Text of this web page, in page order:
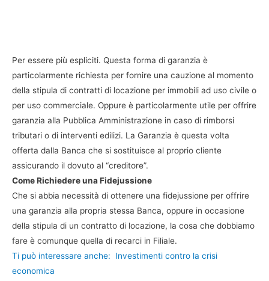
Per essere più espliciti. Questa forma di garanzia è
particolarmente richiesta per fornire una cauzione al momento
della stipula di contratti di locazione per immobili ad uso civile o
per uso commerciale. Oppure è particolarmente utile per offrire
garanzia alla Pubblica Amministrazione in caso di rimborsi
tributari o di interventi edilizi. La Garanzia è questa volta
offerta dalla Banca che si sostituisce al proprio cliente
assicurando il dovuto al “creditore”.
Come Richiedere una Fidejussione
Che si abbia necessità di ottenere una fidejussione per offrire
una garanzia alla propria stessa Banca, oppure in occasione
della stipula di un contratto di locazione, la cosa che dobbiamo
fare è comunque quella di recarci in Filiale.
Ti può interessare anche:
Investimenti contro la crisi
economica